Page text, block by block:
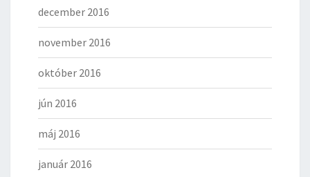
december 2016
november 2016
október 2016
jún 2016
máj 2016
január 2016